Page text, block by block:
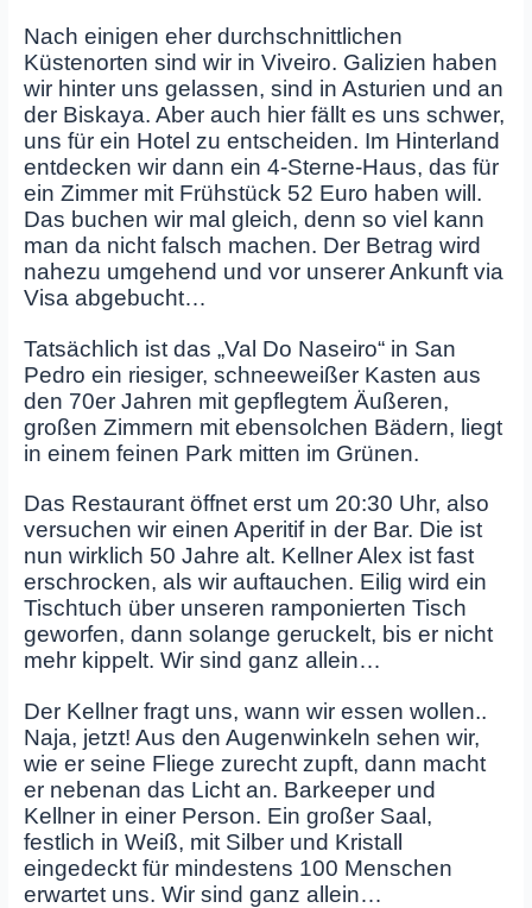
Nach einigen eher durchschnittlichen
Küstenorten sind wir in Viveiro. Galizien haben
wir hinter uns gelassen, sind in Asturien und an
der Biskaya. Aber auch hier fällt es uns schwer,
uns für ein Hotel zu entscheiden. Im Hinterland
entdecken wir dann ein 4-Sterne-Haus, das für
ein Zimmer mit Frühstück 52 Euro haben will.
Das buchen wir mal gleich, denn so viel kann
man da nicht falsch machen. Der Betrag wird
nahezu umgehend und vor unserer Ankunft via
Visa abgebucht…
Tatsächlich ist das „Val Do Naseiro“ in San
Pedro ein riesiger, schneeweißer Kasten aus
den 70er Jahren mit gepflegtem Äußeren,
großen Zimmern mit ebensolchen Bädern, liegt
in einem feinen Park mitten im Grünen.
Das Restaurant öffnet erst um 20:30 Uhr, also
versuchen wir einen Aperitif in der Bar. Die ist
nun wirklich 50 Jahre alt. Kellner Alex ist fast
erschrocken, als wir auftauchen. Eilig wird ein
Tischtuch über unseren ramponierten Tisch
geworfen, dann solange geruckelt, bis er nicht
mehr kippelt. Wir sind ganz allein…
Der Kellner fragt uns, wann wir essen wollen..
Naja, jetzt! Aus den Augenwinkeln sehen wir,
wie er seine Fliege zurecht zupft, dann macht
er nebenan das Licht an. Barkeeper und
Kellner in einer Person. Ein großer Saal,
festlich in Weiß, mit Silber und Kristall
eingedeckt für mindestens 100 Menschen
erwartet uns. Wir sind ganz allein…